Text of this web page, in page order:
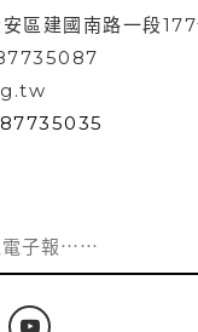
區建國南路一段